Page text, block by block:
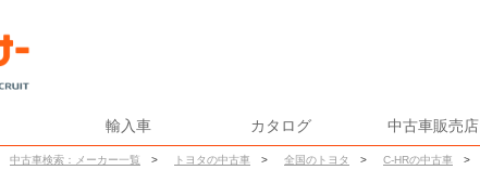
輸入車 カタログ 中古車販売店
中古車検索：メーカー一覧 > トヨタの中古車 > 全国のトヨタ > C-HRの中古車 >